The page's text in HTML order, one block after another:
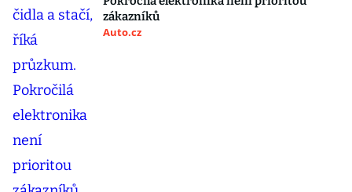
zákazníků
Auto.cz